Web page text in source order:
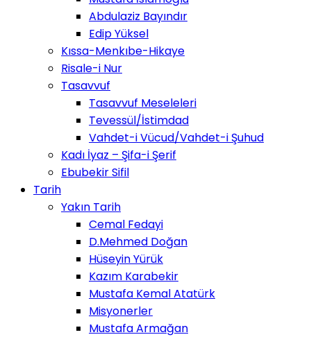
Abdulaziz Bayındır
Edip Yüksel
Kıssa-Menkıbe-Hikaye
Risale-i Nur
Tasavvuf
Tasavvuf Meseleleri
Tevessül/İstimdad
Vahdet-i Vücud/Vahdet-i Şuhud
Kadı İyaz – Şifa-i Şerif
Ebubekir Sifil
Tarih
Yakın Tarih
Cemal Fedayi
D.Mehmed Doğan
Hüseyin Yürük
Kazım Karabekir
Mustafa Kemal Atatürk
Misyonerler
Mustafa Armağan